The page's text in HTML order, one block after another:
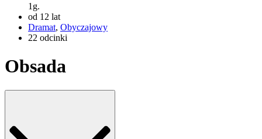
1g.
od 12 lat
Dramat, Obyczajowy
22 odcinki
Obsada